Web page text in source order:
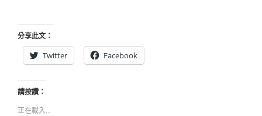
分享此文：
Twitter
Facebook
請按讚：
正在載入...